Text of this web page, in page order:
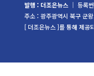
발행 : 더조은뉴스 ｜ 등록
주소 : 광주광역시 북구
[ 더조은뉴스 ]를 통해 제공